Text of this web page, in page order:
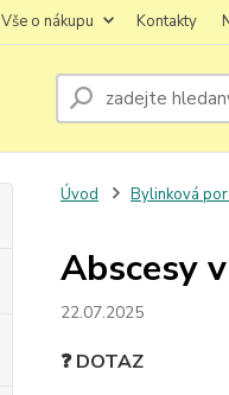
Vše o nákupu Kontakty
Úvod Bylinková
Abscesy
22.07.2025
❓ DOTAZ